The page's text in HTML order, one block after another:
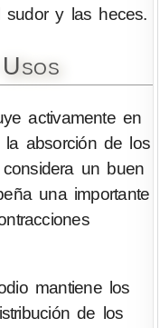
sudor y las heces.
activamente en
la absorción de los
un buen
una importante
mantiene los
de los